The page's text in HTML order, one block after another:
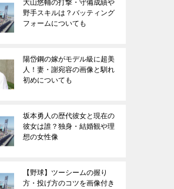
大山悠輔の打撃・守備成績や
野手スキルは？バッティング
フォームについても
陽岱鋼の嫁がモデル級に超美
人！妻・謝宛容の画像と馴れ
初めについても
坂本勇人の歴代彼女と現在の
彼女は誰？独身・結婚観や理
想の女性像
【野球】ツーシームの握り
方・投げ方のコツを画像付き